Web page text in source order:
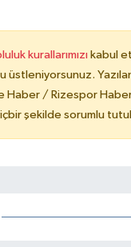
kurallarımızı kabul
üstleniyorsunuz.
Haber / Rizespor
şekilde sorumlu